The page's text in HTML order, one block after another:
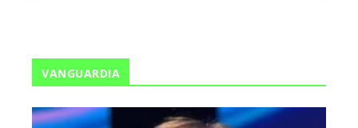
VANGUARDIA